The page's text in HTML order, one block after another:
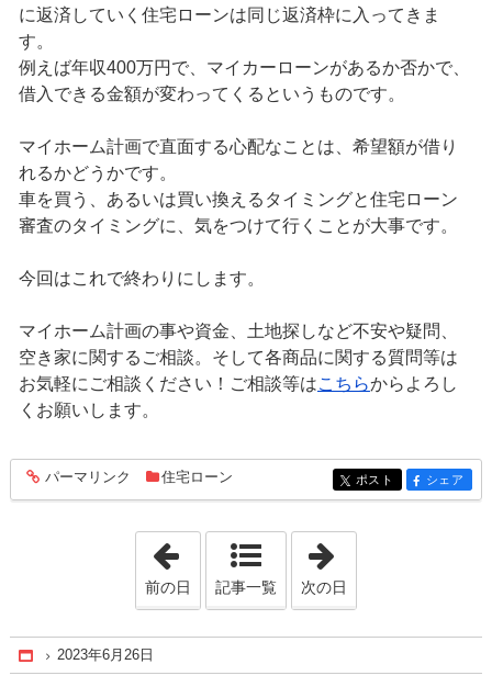
に返済していく住宅ローンは同じ返済枠に入ってきま
す。
例えば年収400万円で、マイカーローンがあるか否かで、
借入できる金額が変わってくるというものです。
マイホーム計画で直面する心配なことは、希望額が借り
れるかどうかです。
車を買う、あるいは買い換えるタイミングと住宅ローン
審査のタイミングに、気をつけて行くことが大事です。
今回はこれで終わりにします。
マイホーム計画の事や資金、土地探しなど不安や疑問、
空き家に関するご相談。そして各商品に関する質問等は
お気軽にご相談ください！ご相談等はこちらからよろし
くお願いします。
entry1553
パーマリンク 住宅ローン entry1553
ポスト entry1553
シェア
「2023年6月24日」
前の日 記事一覧 次の日
Home
2023年6月26日